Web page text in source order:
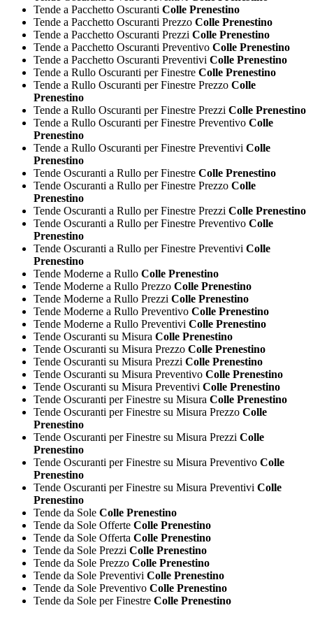
Tende a Pacchetto Oscuranti Colle Prenestino
Tende a Pacchetto Oscuranti Prezzo Colle Prenestino
Tende a Pacchetto Oscuranti Prezzi Colle Prenestino
Tende a Pacchetto Oscuranti Preventivo Colle Prenestino
Tende a Pacchetto Oscuranti Preventivi Colle Prenestino
Tende a Rullo Oscuranti per Finestre Colle Prenestino
Tende a Rullo Oscuranti per Finestre Prezzo Colle
Prenestino
Tende a Rullo Oscuranti per Finestre Prezzi Colle Prenestino
Tende a Rullo Oscuranti per Finestre Preventivo Colle
Prenestino
Tende a Rullo Oscuranti per Finestre Preventivi Colle
Prenestino
Tende Oscuranti a Rullo per Finestre Colle Prenestino
Tende Oscuranti a Rullo per Finestre Prezzo Colle
Prenestino
Tende Oscuranti a Rullo per Finestre Prezzi Colle Prenestino
Tende Oscuranti a Rullo per Finestre Preventivo Colle
Prenestino
Tende Oscuranti a Rullo per Finestre Preventivi Colle
Prenestino
Tende Moderne a Rullo Colle Prenestino
Tende Moderne a Rullo Prezzo Colle Prenestino
Tende Moderne a Rullo Prezzi Colle Prenestino
Tende Moderne a Rullo Preventivo Colle Prenestino
Tende Moderne a Rullo Preventivi Colle Prenestino
Tende Oscuranti su Misura Colle Prenestino
Tende Oscuranti su Misura Prezzo Colle Prenestino
Tende Oscuranti su Misura Prezzi Colle Prenestino
Tende Oscuranti su Misura Preventivo Colle Prenestino
Tende Oscuranti su Misura Preventivi Colle Prenestino
Tende Oscuranti per Finestre su Misura Colle Prenestino
Tende Oscuranti per Finestre su Misura Prezzo Colle
Prenestino
Tende Oscuranti per Finestre su Misura Prezzi Colle
Prenestino
Tende Oscuranti per Finestre su Misura Preventivo Colle
Prenestino
Tende Oscuranti per Finestre su Misura Preventivi Colle
Prenestino
Tende da Sole Colle Prenestino
Tende da Sole Offerte Colle Prenestino
Tende da Sole Offerta Colle Prenestino
Tende da Sole Prezzi Colle Prenestino
Tende da Sole Prezzo Colle Prenestino
Tende da Sole Preventivi Colle Prenestino
Tende da Sole Preventivo Colle Prenestino
Tende da Sole per Finestre Colle Prenestino